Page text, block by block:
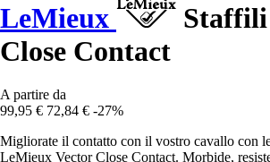
LeMieux
Staffili
Close Contact
A partire da
99,95 € 72,84 € -27%
Migliorate il contatto con il vostro cavallo con
LeMieux Vector Close Contact. Morbide,